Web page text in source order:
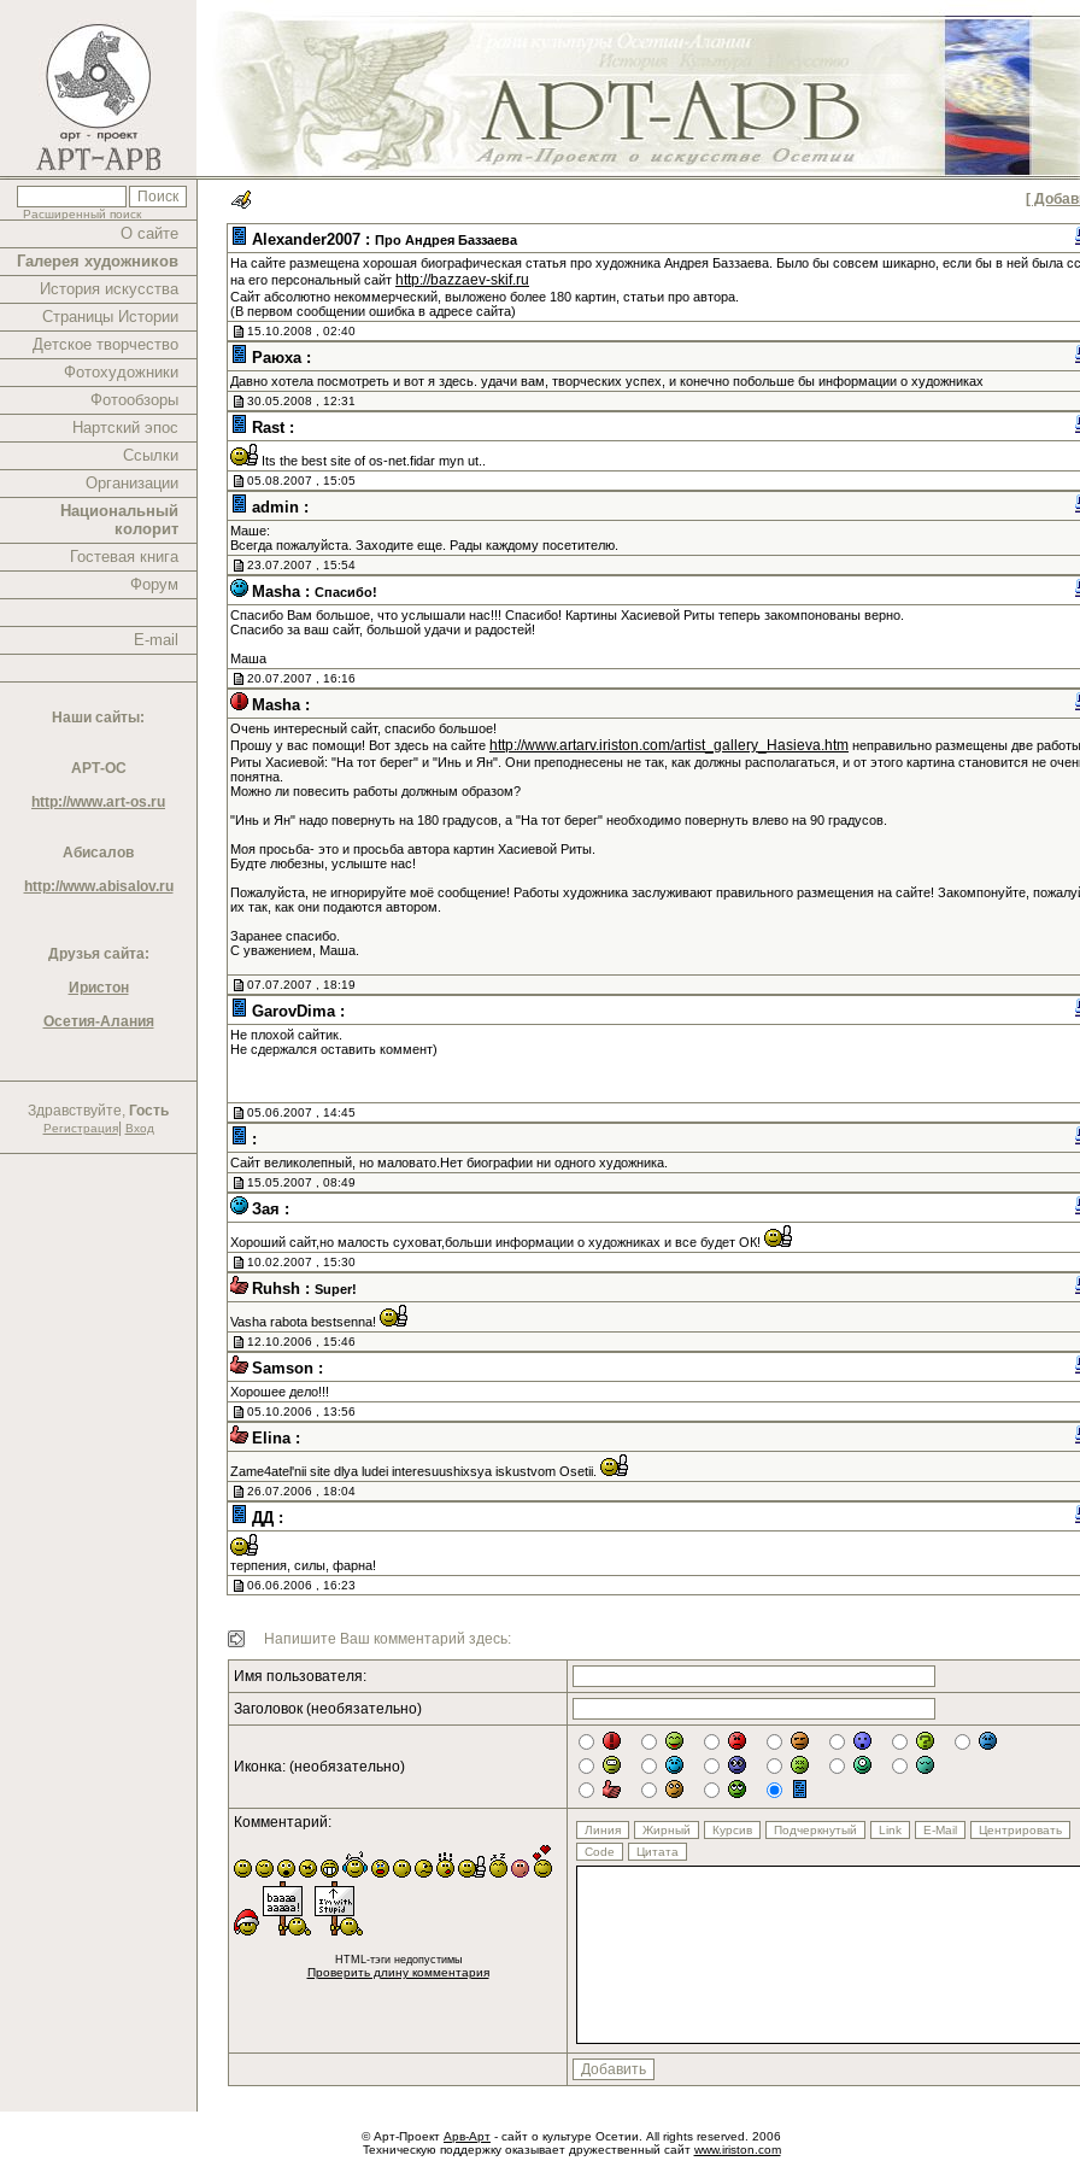
Расширенный поиск
О сайте
Галерея художников
История искусства
Страницы Истории
Детское творчество
Фотохудожники
Фотообзоры
Нартский эпос
Ссылки
Организации
Национальный
колорит
Гостевая книга
Форум
E-mail
Наши сайты:
АРТ-ОС
http://www.art-os.ru
Абисалов
http://www.abisalov.ru
Друзья сайта:
Иристон
Осетия-Алания
Здравствуйте, Гость
Регистрация| Вход
[
Alexander2007 : Про Андрея Баззаева
На сайте размещена хорошая биографическая статья про художника Андрея Баззаева. Было бы совсем шикарно, если бы в ней была
на его персональный сайт http://bazzaev-skif.ru
Сайт абсолютно некоммерческий, выложено более 180 картин, статьи про автора.
(В первом сообщении ошибка в адресе сайта)
15.10.2008 , 02:40
Раюха :
Давно хотела посмотреть и вот я здесь. удачи вам, творческих успех, и конечно побольше бы информации о художниках
30.05.2008 , 12:31
Rast :
Its the best site of os-net.fidar myn ut..
05.08.2007 , 15:05
admin :
Маше:
Всегда пожалуйста. Заходите еще. Рады каждому посетителю.
23.07.2007 , 15:54
Masha : Спасибо!
Спасибо Вам большое, что услышали нас!!! Спасибо! Картины Хасиевой Риты теперь закомпонованы верно.
Спасибо за ваш сайт, большой удачи и радостей!
Маша
20.07.2007 , 16:16
Masha :
Очень интересный сайт, спасибо большое!
Прошу у вас помощи! Вот здесь на сайте http://www.artarv.iriston.com/artist_gallery_Hasieva.htm неправильно размещены две работы
Риты Хасиевой: "На тот берег" и "Инь и Ян". Они преподнесены не так, как должны располагаться, и от этого картина становится не
понятна.
Можно ли повесить работы должным образом?
"Инь и Ян" надо повернуть на 180 градусов, а "На тот берег" необходимо повернуть влево на 90 градусов.
Моя просьба- это и просьба автора картин Хасиевой Риты.
Будте любезны, услыште нас!
Пожалуйста, не игнорируйте моё сообщение! Работы художника заслуживают правильного размещения на сайте! Закомпонуйте,
их так, как они подаются автором.
Заранее спасибо.
С уважением, Маша.
07.07.2007 , 18:19
GarovDima :
Не плохой сайтик.
Не сдержался оставить коммент)
05.06.2007 , 14:45
:
Сайт великолепный, но маловато.Нет биографии ни одного художника.
15.05.2007 , 08:49
Зая :
Хороший сайт,но малость суховат,больши информации о художниках и все будет ОК!
10.02.2007 , 15:30
Ruhsh : Super!
Vasha rabota bestsenna!
12.10.2006 , 15:46
Samson :
Хорошее дело!!!
05.10.2006 , 13:56
Elina :
Zame4atel'nii site dlya ludei interesuushixsya iskustvom Osetii.
26.07.2006 , 18:04
ДД :
терпения, силы, фарна!
06.06.2006 , 16:23
Напишите Ваш комментарий здесь:
Имя пользователя:
Заголовок (необязательно)
Иконка: (необязательно)
Комментарий:
HTML-тэги недопустимы
Проверить длину комментария
© Арт-Проект Арв-Арт - сайт о культуре Осетии. All rights reserved. 2006
Техническую поддержку оказывает дружественный сайт www.iriston.com